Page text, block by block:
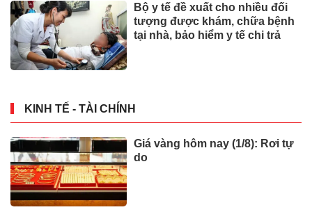
Bộ y tế đề xuất cho nhiều đối
tượng được khám, chữa bệnh
tại nhà, bảo hiểm y tế chi trả
KINH TẾ - TÀI CHÍNH
Giá vàng hôm nay (1/8): Rơi tự
do